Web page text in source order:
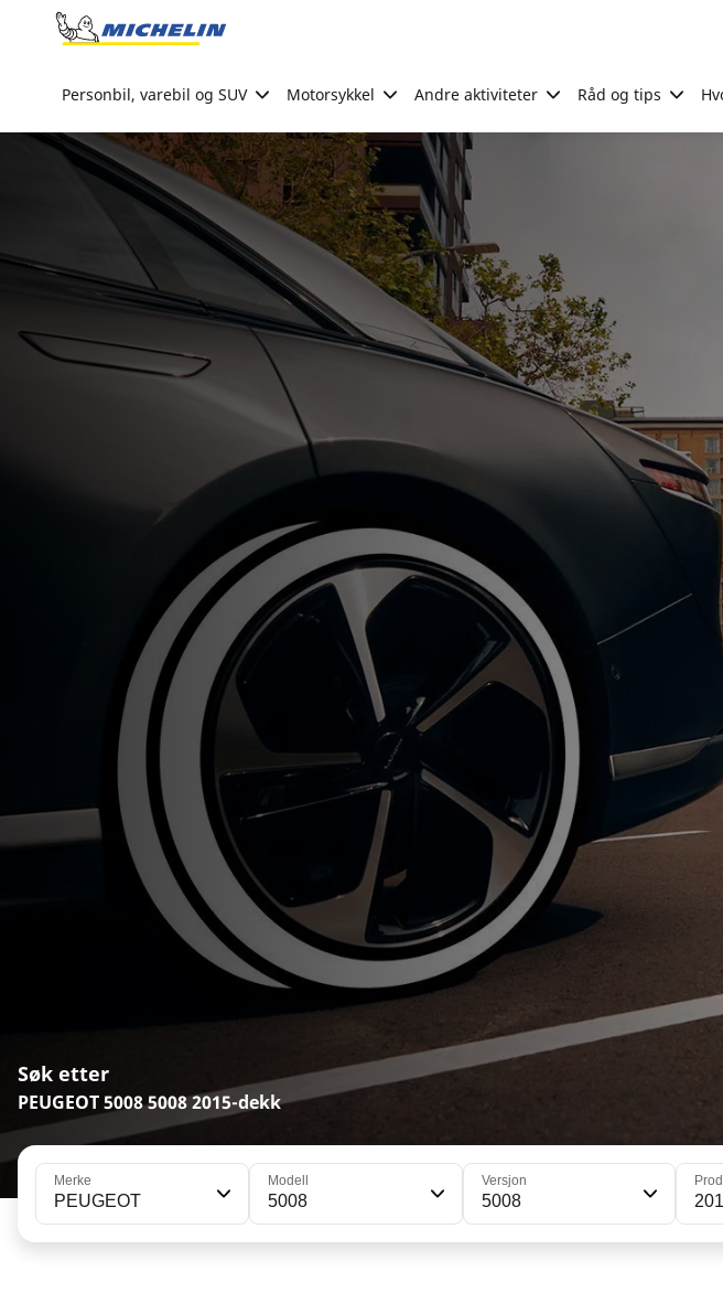
Go to page content
Personbil, varebil og SUV Motorsykkel Andre aktiviteter Råd og tips
Søk etter
PEUGEOT 5008 5008 2015-dekk
Merke
PEUGEOT
Modell
5008
Versjon
5008